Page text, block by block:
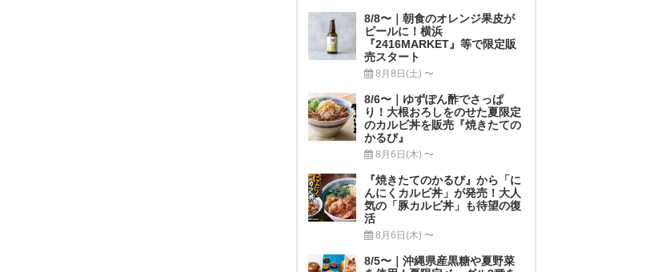
8/8〜｜朝食のオレンジ果皮が
ビールに！横浜
『2416MARKET』等で限定販
売スタート
8月8日(土) 〜
8/6〜｜ゆずぽん酢でさっぱ
り！大根おろしをのせた夏限定
のカルビ丼を販売『焼きたての
かるび』
8月6日(木) 〜
『焼きたてのかるび』から「に
んにくカルビ丼」が発売！大人
気の「豚カルビ丼」も待望の復
活
8月6日(木) 〜
8/5〜｜沖縄県産黒糖や夏野菜